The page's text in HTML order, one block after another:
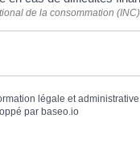
de la consommation (INC)
légale et administrative
par baseo.io